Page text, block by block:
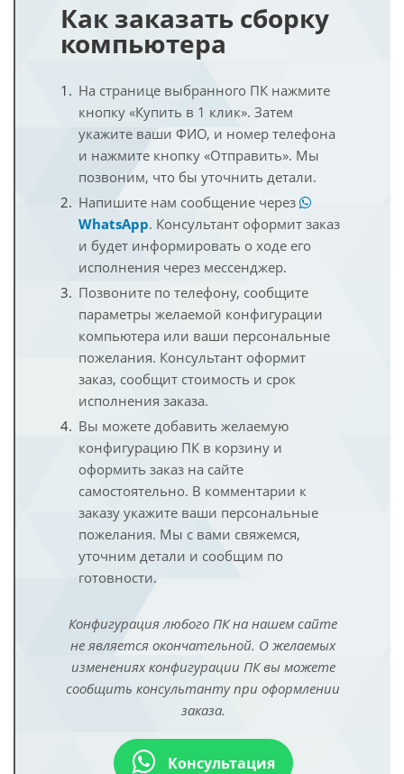
Как заказать сборку
компьютера
На странице выбранного ПК нажмите
кнопку «Купить в 1 клик». Затем
укажите ваши ФИО, и номер телефона
и нажмите кнопку «Отправить». Мы
позвоним, что бы уточнить детали.
Напишите нам сообщение через
WhatsApp. Консультант оформит заказ
и будет информировать о ходе его
исполнения через мессенджер.
Позвоните по телефону, сообщите
параметры желаемой конфигурации
компьютера или ваши персональные
пожелания. Консультант оформит
заказ, сообщит стоимость и срок
исполнения заказа.
Вы можете добавить желаемую
конфигурацию ПК в корзину и
оформить заказ на сайте
самостоятельно. В комментарии к
заказу укажите ваши персональные
пожелания. Мы с вами свяжемся,
уточним детали и сообщим по
готовности.
Конфигурация любого ПК на нашем сайте
не является окончательной. О желаемых
изменениях конфигурации ПК вы можете
сообщить консультанту при оформлении
заказа.
Консультация